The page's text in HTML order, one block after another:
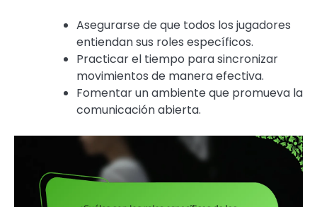
Asegurarse de que todos los jugadores
entiendan sus roles específicos.
Practicar el tiempo para sincronizar
movimientos de manera efectiva.
Fomentar un ambiente que promueva la
comunicación abierta.